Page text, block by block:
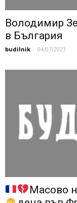
Володимир
в България
budilnik - 04/07/2023
Масово